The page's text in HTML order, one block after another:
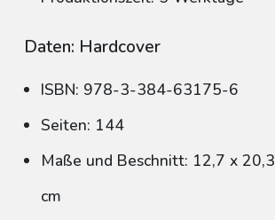
Daten: Hardcover
ISBN: 978-3-384-63175-6
Seiten: 144
Maße und Beschnitt: 12,7 x 20,3
cm